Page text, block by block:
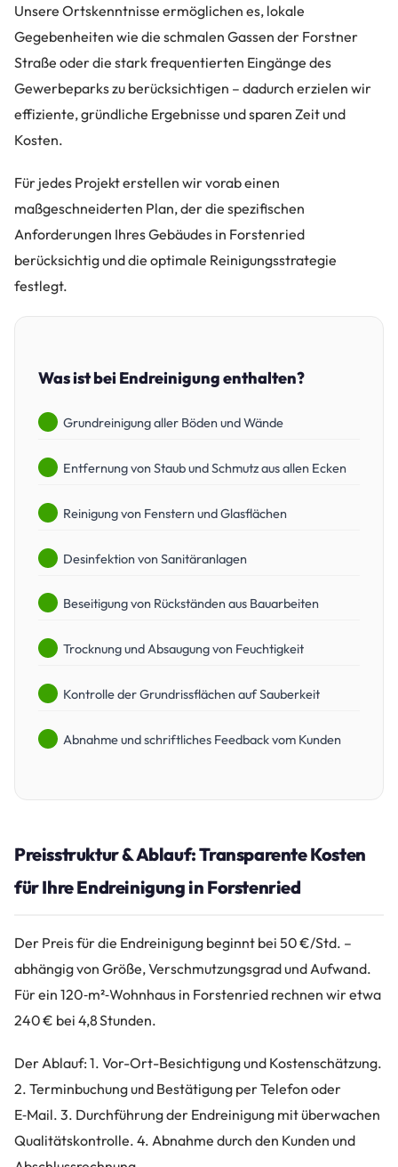
Unsere Ortskenntnisse ermöglichen es, lokale
Gegebenheiten wie die schmalen Gassen der Forstner
Straße oder die stark frequentierten Eingänge des
Gewerbeparks zu berücksichtigen – dadurch erzielen wir
effiziente, gründliche Ergebnisse und sparen Zeit und
Kosten.
Für jedes Projekt erstellen wir vorab einen
maßgeschneiderten Plan, der die spezifischen
Anforderungen Ihres Gebäudes in Forstenried
berücksichtig und die optimale Reinigungsstrategie
festlegt.
Was ist bei Endreinigung enthalten?
Grundreinigung aller Böden und Wände
Entfernung von Staub und Schmutz aus allen Ecken
Reinigung von Fenstern und Glasflächen
Desinfektion von Sanitäranlagen
Beseitigung von Rückständen aus Bauarbeiten
Trocknung und Absaugung von Feuchtigkeit
Kontrolle der Grundrissflächen auf Sauberkeit
Abnahme und schriftliches Feedback vom Kunden
Preisstruktur & Ablauf: Transparente Kosten
für Ihre Endreinigung in Forstenried
Der Preis für die Endreinigung beginnt bei 50 €/Std. –
abhängig von Größe, Verschmutzungsgrad und Aufwand.
Für ein 120‑m²‑Wohnhaus in Forstenried rechnen wir etwa
240 € bei 4,8 Stunden.
Der Ablauf: 1. Vor-Ort-Besichtigung und Kostenschätzung.
2. Terminbuchung und Bestätigung per Telefon oder
E‑Mail. 3. Durchführung der Endreinigung mit überwachen
Qualitätskontrolle. 4. Abnahme durch den Kunden und